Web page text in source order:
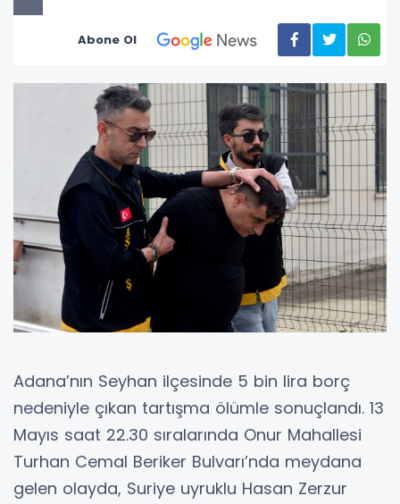
Abone Ol
Adana’nın Seyhan ilçesinde 5 bin lira borç
nedeniyle çıkan tartışma ölümle sonuçlandı. 13
Mayıs saat 22.30 sıralarında Onur Mahallesi
Turhan Cemal Beriker Bulvarı’nda meydana
gelen olayda, Suriye uyruklu Hasan Zerzur